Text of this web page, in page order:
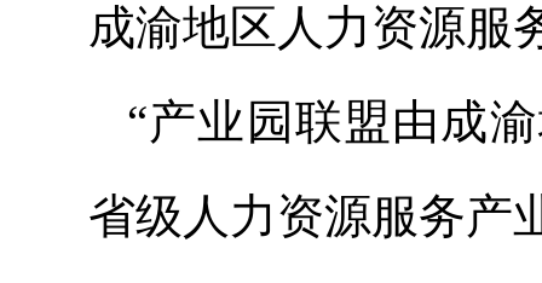
成渝地区人力资源服
“产业园联盟由成
省级人力资源服务产